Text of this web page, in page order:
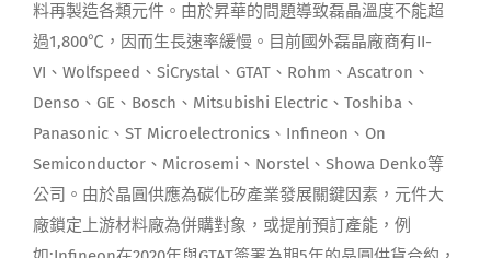
料再製造各類元件。由於昇華的問題導致磊晶溫度不能超
過1,800℃，因而生長速率緩慢。目前國外磊晶廠商有II-
VI、Wolfspeed、SiCrystal、GTAT、Rohm、Ascatron、
Denso、GE、Bosch、Mitsubishi Electric、Toshiba、
Panasonic、ST Microelectronics、Infineon、On
Semiconductor、Microsemi、Norstel、Showa Denko等
公司。由於晶圓供應為碳化矽產業發展關鍵因素，元件大
廠鎖定上游材料廠為併購對象，或提前預訂產能，例